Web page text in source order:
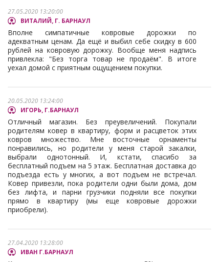
27.05.2020 13:20:00
ВИТАЛИЙ, Г. БАРНАУЛ
Вполне симпатичные ковровые дорожки по
адекватным ценам. Да ещё и выбил себе скидку в 600
рублей на ковровую дорожку. Вообще меня надпись
привлекла: "Без торга товар не продаём". В итоге
уехал домой с приятным ощущением покупки.
20.05.2020 13:24:00
ИГОРЬ, Г.БАРНАУЛ
Отличный магазин. Без преувеличений. Покупали
родителям ковер в квартиру, форм и расцветок этих
ковров множество. Мне восточные орнаменты
понравились, но родители у меня старой закалки,
выбрали однотонный. И, кстати, спасибо за
бесплатный подъем на 5 этаж. Бесплатная доставка до
подъезда есть у многих, а вот подъем не встречал.
Ковер привезли, пока родители одни были дома, дом
без лифта, и парни грузчики подняли все покупки
прямо в квартиру (мы еще ковровые дорожки
приобрели).
27.04.2020 13:28:00
ИВАН Г.БАРНАУЛ